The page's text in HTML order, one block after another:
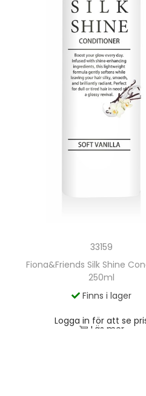
33159
Fiona&Friends Silk Shine
250ml
Finns i lager
Logga in för att se
Läs mer